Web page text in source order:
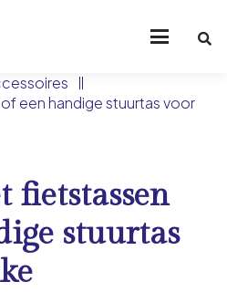
een handige stuurtas voor
fietstassen
stuurtas